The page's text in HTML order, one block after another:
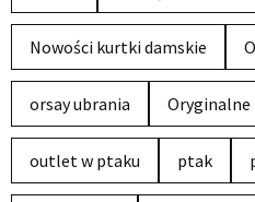
Nowości kurtki damskie
orsay ubrania Oryginalne
outlet w ptaku ptak